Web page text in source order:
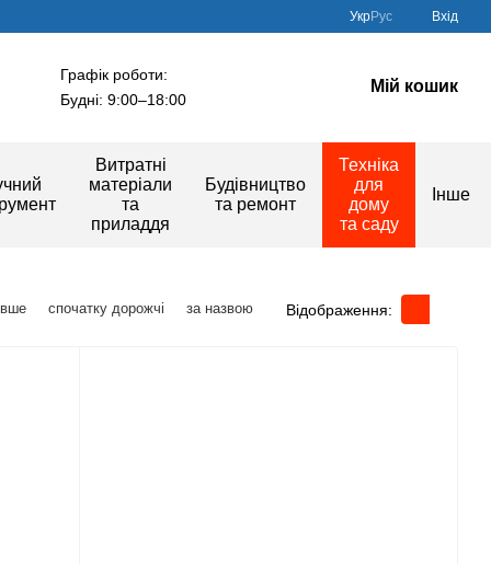
УкрРус Вхід
Графік роботи:
Будні: 9:00–18:00
Мій кошик
Витратні
матеріали
та
приладдя
Будівництво
та ремонт
Техніка
для
дому
та саду
Інше
спочатку дорожчі за назвою Відображення: